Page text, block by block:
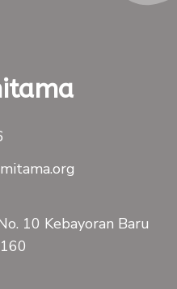
10 Kebayoran Baru